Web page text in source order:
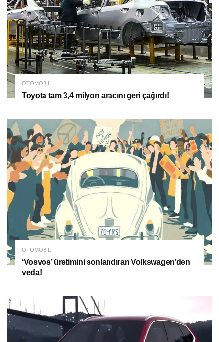
OTOMOBIL
Toyota tam 3,4 milyon aracını geri çağırdı!
OTOMOBIL
‘Vosvos’ üretimini sonlandıran Volkswagen’den
veda!